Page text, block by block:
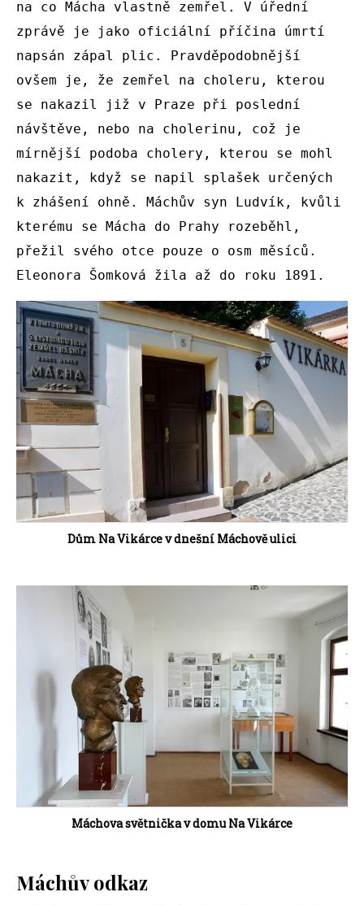
na co Mácha vlastně zemřel. V úřední
zprávě je jako oficiální příčina úmrtí
napsán zápal plic. Pravděpodobnější
ovšem je, že zemřel na choleru, kterou
se nakazil již v Praze při poslední
návštěve, nebo na cholerinu, což je
mírnější podoba cholery, kterou se mohl
nakazit, když se napil splašek určených
k zhášení ohně. Máchův syn Ludvík, kvůli
kterému se Mácha do Prahy rozeběhl,
přežil svého otce pouze o osm měsíců.
Eleonora Šomková žila až do roku 1891.
Dům Na Vikárce v dnešní Máchově ulici
Máchova světnička v domu Na Vikárce
Máchův odkaz